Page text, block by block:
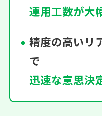
運用工数が大
精度の高いリ
で
迅速な意思決